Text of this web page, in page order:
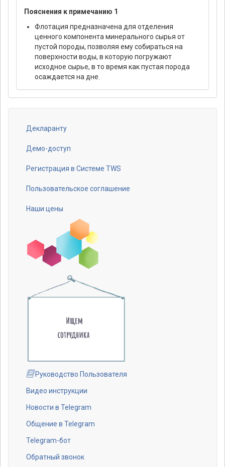
Пояснения к примечанию 1
Флотация предназначена для отделения
ценного компонента минерального сырья от
пустой породы, позволяя ему собираться на
поверхности воды, в которую погружают
исходное сырье, в то время как пустая порода
осаждается на дне.
Footer
menu
Декларанту
Демо-доступ
Регистрация в Системе TWS
Пользовательское соглашение
Наши цены
Руководство Пользователя
Видео инструкции
Новости в Telegram
Общение в Telegram
Telegram-бот
Обратный звонок